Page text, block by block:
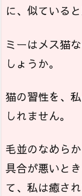
に、似ていると
ミーはメス猫
しょうか。
猫の習性を、
しれません。
毛並のなめら
具合が悪いと
て、私は癒され